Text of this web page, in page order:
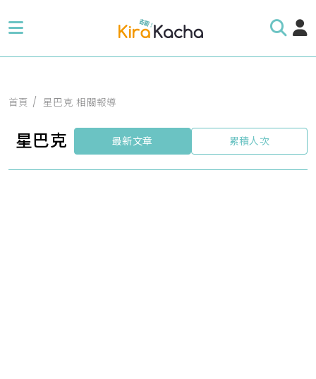
首頁 星巴克 相關報導
星巴克 最新文章 累積人次